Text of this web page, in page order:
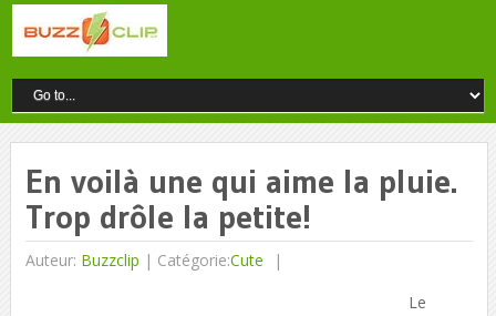
En voilà une qui aime la pluie.
Trop drôle la petite!
Auteur: Buzzclip | Catégorie:Cute
Le